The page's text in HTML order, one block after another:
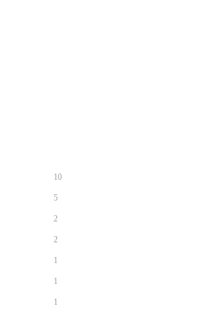
10
5
2
2
1
1
1